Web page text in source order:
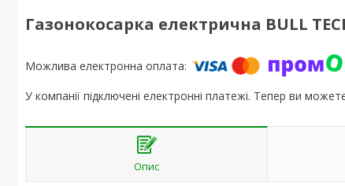
Газонокосарка електрична BULL
У компанії підключені електронні платежі. Тепер ви
Опис